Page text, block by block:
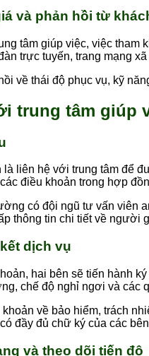
và phản hồi từ
tâm giúp việc, việc tham
trực tuyến, trang mạng
về thái độ phục vụ, kỹ
trung tâm giúp
là liên hệ với trung tâm để
điều khoản trong hợp
có đội ngũ tư vấn viên
thông tin chi tiết về người
dịch vụ
hai bên sẽ tiến hành
chế độ nghỉ ngơi và các
về bảo hiểm, trách
đầy đủ chữ ký của các
và theo dõi tiến độ